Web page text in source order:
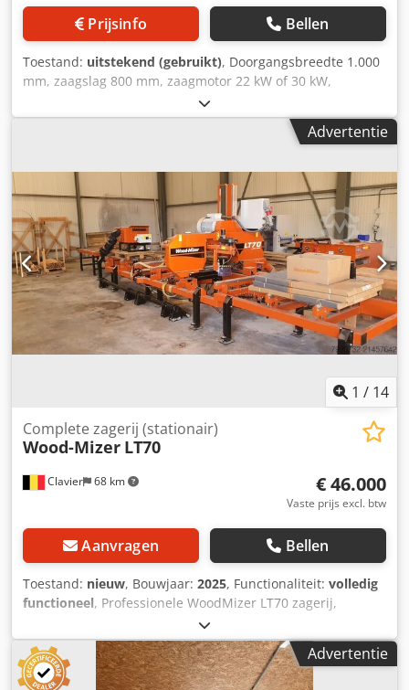
automatische doorvoer naar de afvoerrol - ALFHA-
besturing met Siemens S 7 - garandeert een perfect
proces. Prestatiegegevens / dagelijkse rapporten -
Schakelkasten met Siemens-componenten, SEW-motoren,
Telco-lichtbarrières Dcedpsy Uzhfofx Abwjk Een
medewerker heeft bijvoorbeeld bij zijplanken van 4000/17
x 76 mm in 9 uur ongeveer 15.000 planken bewerkt,
verpakt en gebundeld. De installatie is nog wel
opgebouwd, maar de voorliggende spaanderinstallatie is
al gedemonteerd. De installatie is daardoor direct
beschikbaar. De installatie is zeer stabiel gebouwd en
heeft altijd probleemloos en zonder storingen
functioneert. Wij kunnen een demonstratievideo via
WhatsApp beschikbaar stellen!
Prijsinfo Bellen
Toestand: uitstekend (gebruikt), Doorgangsbreedte 1.000
mm, zaagslag 800 mm, zaagmotor 22 kW of 30 kW,
remmotor voor snijddikte-instelling, moderne
automatische centrale smering, spankar 6 m lang met 7 m
tandheugel, 6 mechanische spanstations, nieuweAdvertentie
1 / 14
Clavier 68 km
Complete zagerij (stationair)
Wood-Mizer LT70
€ 46.000
Vaste prijs excl. btw
Aanvragen Bellen
Toestand: nieuw, Bouwjaar: 2025, Functionaliteit: volledig
functioneel, Professionele WoodMizer LT70 zagerij,
complete configuratie, nog verpakt. De machine is geleverd
in april 2025 en is nooit gebruikt. De machine is door de
fabrikant gemonteerd en is gebruiksklaar. Dsdpfxjyr I Dmj
Abweck
Advertentie